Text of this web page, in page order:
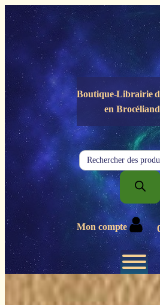
Panneau de gestion des cookies
Boutique-Librairie
en
Recherche
de
produits
Mon compte